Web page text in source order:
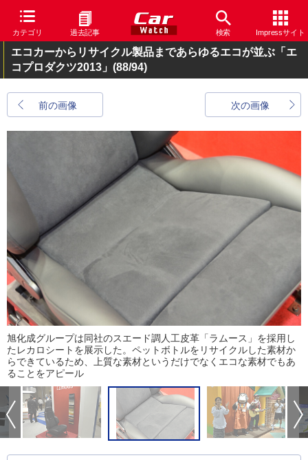
カテゴリ 過去記事 検索 Impressサイト
エコカーからリサイクル製品まであらゆるエコが並ぶ「エ
コプロダクツ2013」 (88/94)
前の画像 次の画像
旭化成グループは同社のスエード調人工皮革「ラムース」を採用し
たレカロシートを展示した。ペットボトルをリサイクルした素材か
らできているため、上質な素材というだけでなくエコな素材でもあ
ることをアピール